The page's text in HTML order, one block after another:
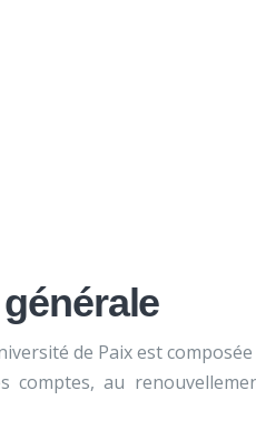
Nous soutenir
de Paix est
comptes, au